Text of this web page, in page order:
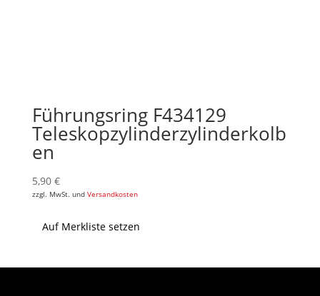
Führungsring F434129
Teleskopzylinderzylinderkolb
en
5,90 €
zzgl. MwSt. und Versandkosten
Auf Merkliste setzen